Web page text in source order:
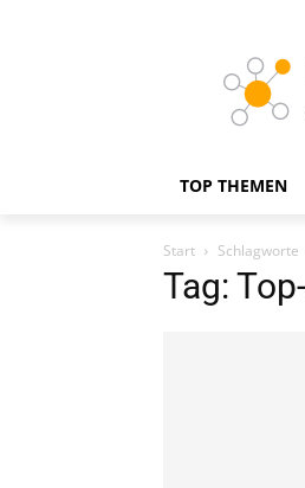
TOP THEMEN
Start Schlagworte
Tag: